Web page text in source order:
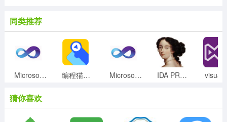
同类推荐
Microsoft Visual C++ 2019中文版(32/64位) 编程猫源码编辑器 V3.8.6 官方XP版 Microsoft Visual C++ 2021完整版(32/64位) IDA PRO 7专业破解版
猜你喜欢